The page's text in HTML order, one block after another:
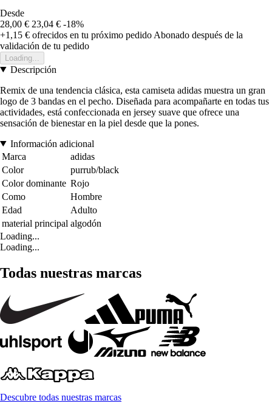
Desde
28,00 € 23,04 € -18%
+1,15 € ofrecidos en tu próximo pedido Abonado después de la
validación de tu pedido
Loading...
Descripción
Remix de una tendencia clásica, esta camiseta adidas muestra un gran
logo de 3 bandas en el pecho. Diseñada para acompañarte en todas tus
actividades, está confeccionada en jersey suave que ofrece una
sensación de bienestar en la piel desde que la pones.
Información adicional
Marca
adidas
Color
purrub/black
Color dominante Rojo
Como
Hombre
Edad
Adulto
material principal algodón
Loading...
Loading...
Todas nuestras marcas
Descubre todas nuestras marcas